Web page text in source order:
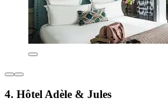
4. Hôtel Adèle & Jules